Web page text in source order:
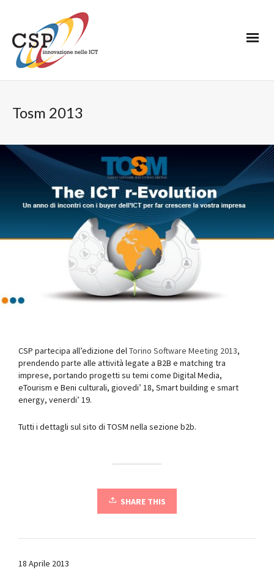
Tosm 2013
CSP partecipa all’edizione delTorino Software Meeting 2013,
prendendo parte alle attività legate a B2B e matching tra
imprese, portando progetti su temi come Digital Media,
eTourism e Beni culturali, giovedi’ 18, Smart building e smart
energy, venerdi’ 19.
Tutti i dettagli sul sito di TOSM nella sezione b2b.
SHARE THIS
18 Aprile 2013